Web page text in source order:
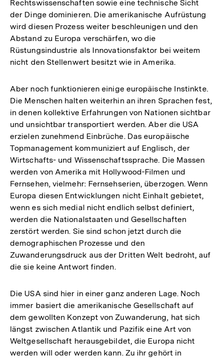
Rechtswissenschaften sowie eine technische Sicht
der Dinge dominieren. Die amerikanische Aufrüstung
wird diesen Prozess weiter beschleunigen und den
Abstand zu Europa verschärfen, wo die
Rüstungsindustrie als Innovationsfaktor bei weitem
nicht den Stellenwert besitzt wie in Amerika.
Aber noch funktionieren einige europäische Instinkte.
Die Menschen halten weiterhin an ihren Sprachen fest,
in denen kollektive Erfahrungen von Nationen sichtbar
und unsichtbar transportiert werden. Aber die USA
erzielen zunehmend Einbrüche. Das europäische
Topmanagement kommuniziert auf Englisch, der
Wirtschafts- und Wissenschaftssprache. Die Massen
werden von Amerika mit Hollywood-Filmen und
Fernsehen, vielmehr: Fernsehserien, überzogen. Wenn
Europa diesen Entwicklungen nicht Einhalt gebietet,
wenn es sich medial nicht endlich selbst definiert,
werden die Nationalstaaten und Gesellschaften
zerstört werden. Sie sind schon jetzt durch die
demographischen Prozesse und den
Zuwanderungsdruck aus der Dritten Welt bedroht, auf
die sie keine Antwort finden.
Die USA sind hier in einer ganz anderen Lage. Noch
immer basiert die amerikanische Gesellschaft auf
dem gewollten Konzept von Zuwanderung, hat sich
längst zwischen Atlantik und Pazifik eine Art von
Weltgesellschaft herausgebildet, die Europa nicht
werden will oder werden kann. Zu ihr gehört in